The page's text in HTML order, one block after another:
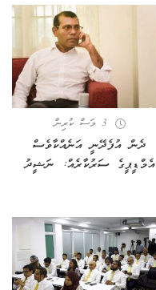
3 މަސް ކުރިން
ދެން އުފެދޭނީ އަނެއްކާވެސް
އެމްޑީޕީގެ ސަރުކާރެއް: ނަޝީދު